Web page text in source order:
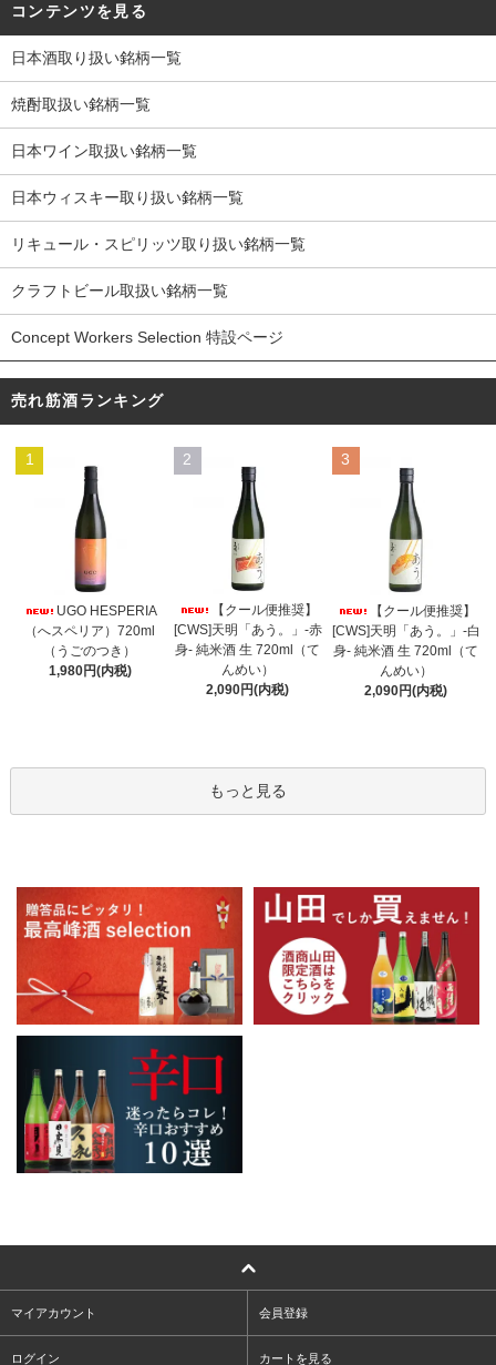
コンテンツを見る
日本酒取り扱い銘柄一覧
焼酎取扱い銘柄一覧
日本ワイン取扱い銘柄一覧
日本ウィスキー取り扱い銘柄一覧
リキュール・スピリッツ取り扱い銘柄一覧
クラフトビール取扱い銘柄一覧
Concept Workers Selection 特設ページ
売れ筋酒ランキング
1
UGO HESPERIA
（へスペリア）720ml
（うごのつき）
1,980円(内税)
2
【クール便推奨】
[CWS]天明「あう。」-赤
身- 純米酒 生 720ml（て
んめい）
2,090円(内税)
3
【クール便推奨】
[CWS]天明「あう。」-白
身- 純米酒 生 720ml（て
んめい）
2,090円(内税)
もっと見る
マイアカウント 会員登録
ログイン カートを見る